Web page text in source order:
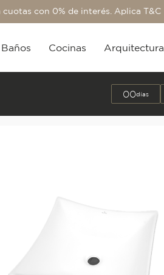
cuotas con 0% de interés. Aplica T&C
Baños Cocinas Arquitectura
00días